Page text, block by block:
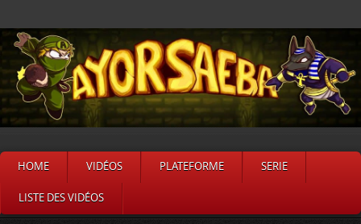
HOME VIDÉOS PLATEFORME SERIE
LISTE DES VIDÉOS